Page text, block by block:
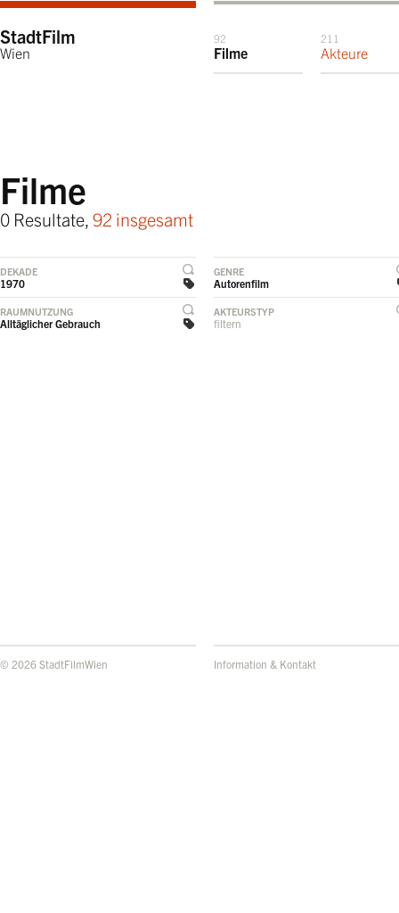
StadtFilm
Wien
92
Filme
211
Akteure
Filme
0 Resultate, 92 insgesamt
DEKADE
1970
GENRE
Autorenfilm
RAUMNUTZUNG
Alltäglicher Gebrauch
AKTEURSTYP
filtern
© 2026 StadtFilmWien Information & Kontakt